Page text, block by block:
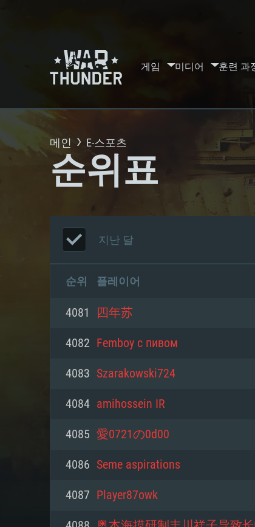
게임 미디어 훈련 과
메인 E-스포츠
순위표
지난 달
순위 플레이어
4081 四年苏
4082 Femboy c пивом
4083 Szarakowski724
4084 amihossein IR
4085 愛0721の0d00
4086 Seme aspirations
4087 Player87owk